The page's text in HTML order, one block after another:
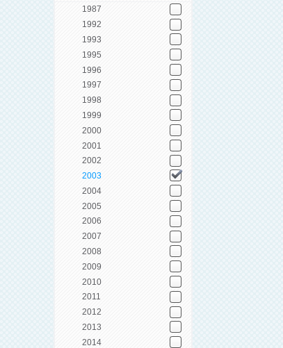
1987
1992
1993
1995
1996
1997
1998
1999
2000
2001
2002
2003
2004
2005
2006
2007
2008
2009
2010
2011
2012
2013
2014